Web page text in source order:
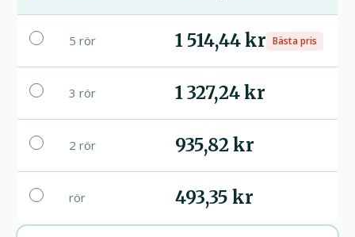
5 rör 1 514,44 kr Bästa pris
3 rör 1 327,24 kr
2 rör 935,82 kr
rör 493,35 kr